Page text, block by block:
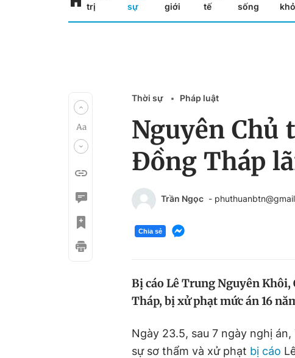
trị
sự
giới
tế
sống
Thời sự Pháp luật
Nguyên Chủ
Đồng Tháp
Trần Ngọc -
Chia sẻ
Bị cáo Lê Trung Nguyên
Tháp, bị xử phạt mức án 16
Ngày 23.5, sau 7 ngày nghị
sự sơ thẩm và xử phạt bị cáo